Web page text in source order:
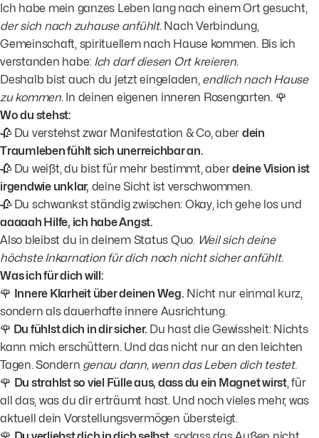
Ich habe mein ganzes Leben lang nach einem Ort gesucht,
der sich nach zuhause anfühlt.Nach Verbindung,
Gemeinschaft, spirituellem nach Hause kommen. Bis ich
verstanden habe: Ich darf diesen Ort kreieren.
Deshalb bist auch du jetzt eingeladen, endlich nach Hause
zu kommen. In deinen eigenen inneren Rosengarten. 🌹
Wo du stehst:
🥀 Du verstehst zwar Manifestation & Co, aber dein
Traumleben fühlt sich unerreichbar an.
🥀 Du weißt, du bist für mehr bestimmt, aberdeine Vision ist
irgendwie unklar, deine Sicht ist verschwommen.
🥀 Du schwankst ständig zwischen: Okay, ich gehe los und
aaaaah Hilfe, ich habe Angst.
Also bleibst du in deinem Status Quo. Weil sich deine
höchste Inkarnation für dich noch nicht sicher anfühlt.
Was ich für dich will:
🌹 Innere Klarheit über deinen Weg. Nicht nur einmal kurz,
sondern als dauerhafte innere Ausrichtung.
🌹 Du fühlst dich in dir sicher. Du hast die Gewissheit: Nichts
kann mich erschüttern. Und das nicht nur an den leichten
Tagen. Sondern genau dann, wenn das Leben dich testet.
🌹 Du strahlst so viel Fülle aus, dass du ein Magnet wirst, für
all das, was du dir erträumt hast. Und noch vieles mehr, was
aktuell dein Vorstellungsvermögen übersteigt.